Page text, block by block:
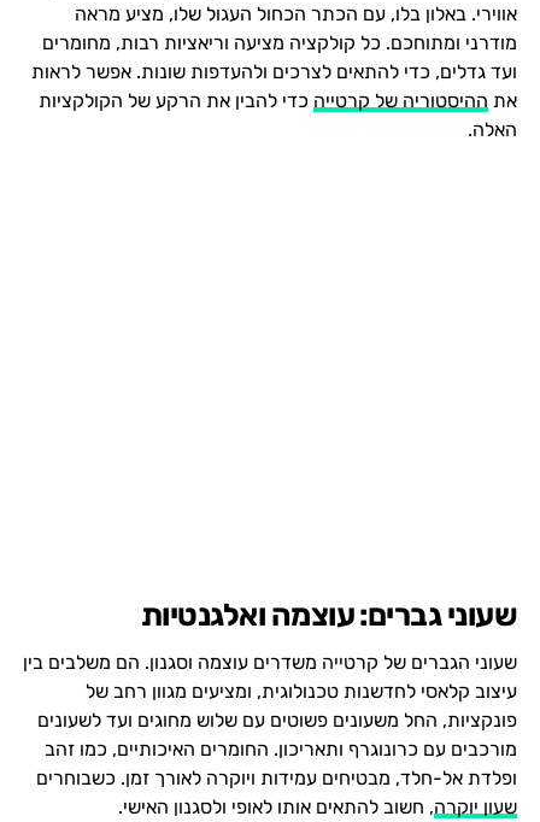
אווירי. באלון בלו, עם הכתר הכחול העגול שלו, מציע מראה
מודרני ומתוחכם. כל קולקציה מציעה וריאציות רבות, מחומרים
ועד גדלים, כדי להתאים לצרכים ולהעדפות שונות. אפשר לראות
את ההיסטוריה של קרטייה כדי להבין את הרקע של הקולקציות
האלה.
שעוני גברים: עוצמה ואלגנטיות
שעוני הגברים של קרטייה משדרים עוצמה וסגנון. הם משלבים בין
עיצוב קלאסי לחדשנות טכנולוגית, ומציעים מגוון רחב של
פונקציות, החל משעונים פשוטים עם שלוש מחוגים ועד לשעונים
מורכבים עם כרונוגרף ותאריכון. החומרים האיכותיים, כמו זהב
ופלדת אל-חלד, מבטיחים עמידות ויוקרה לאורך זמן. כשבוחרים
שעון יוקרה, חשוב להתאים אותו לאופי ולסגנון האישי.